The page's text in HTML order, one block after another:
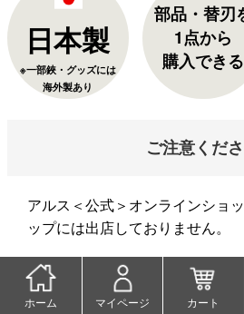
日本製
※一部鋏・グッズには
海外製あり
部品・替刃
1点から
購入できる
ご注意くだ
アルス＜公式＞オンラインショ
ップには出店しておりません。
当店以外でご購入された商品の
ん。ご了承くださいませ。
ホーム マイページ カート